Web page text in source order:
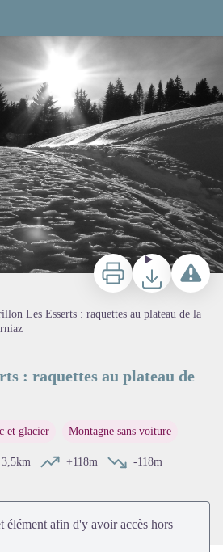
au plateau de la Charniaz
ImprimerTéléchargerSignaler
Les Esserts : raquettes au plateau de la
: raquettes au plateau de
et glacier Montagne sans voiture
3,5km +118m
-118m
élément afin d'y avoir accès hors